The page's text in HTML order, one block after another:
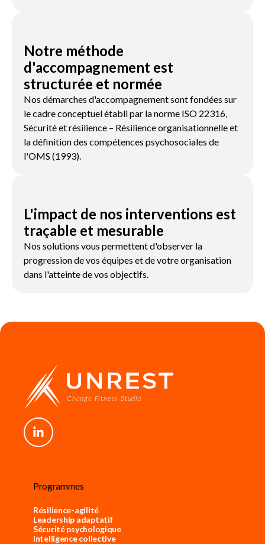
Notre méthode
d'accompagnement est
structurée et normée
Nos démarches d'accompagnement sont fondées sur
le cadre conceptuel établi par la norme ISO 22316,
Sécurité et résilience – Résilience organisationnelle et
la définition des compétences psychosociales de
l'OMS (1993).
L'impact de nos interventions est
traçable et mesurable
Nos solutions vous permettent d'observer la
progression de vos équipes et de votre organisation
dans l'atteinte de vos objectifs.
Programmes
Résilience-agilité
Leadership adaptatif
Sécurité psychologique
Intelligence collective